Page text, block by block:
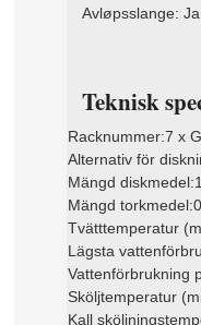
Avløpsslange:
Teknisk
Racknummer:7 x
Alternativ för
Mängd diskmedel:
Mängd torkmedel:
Tvätttemperatur
Lägsta
Vattenförbrukning
Sköljtemperatur
Kall